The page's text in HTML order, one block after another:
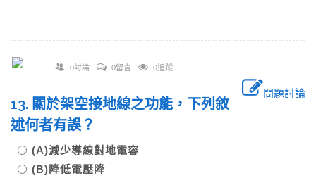
0討論 0留言 0追蹤
問題討論
13. 關於架空接地線之功能，下列敘
述何者有誤？
(A)減少導線對地電容
(B)降低電壓降